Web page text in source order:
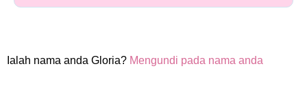
Ialah nama anda Gloria? Mengundi pada nama anda